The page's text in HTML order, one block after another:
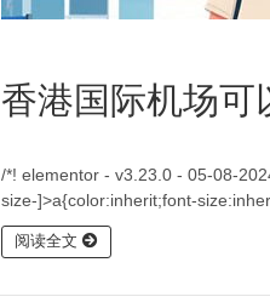
香港国际机场可
/*! elementor - v3.23.0 - 05-08-
size-]>a{color:inherit;font-
阅读全文